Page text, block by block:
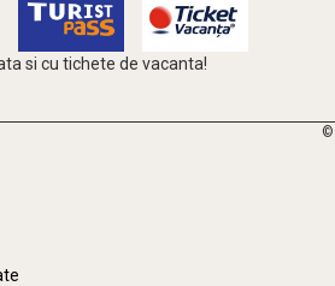
si cu tichete de vacanta!
©